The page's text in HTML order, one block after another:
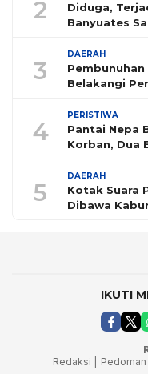
2
Diduga,
Banyuates
3
DAERAH
Belakangi
4
PERISTIWA
Pantai Nepa
Korban, Dua
5
DAERAH
Kotak Suara
Dibawa
IKUTI
Redaksi |
Pedoman